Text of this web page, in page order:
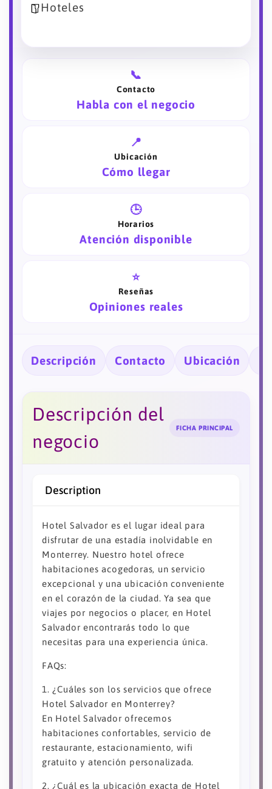
Hoteles
📞
Contacto
Habla con el negocio
📍
Ubicación
Cómo llegar
🕒
Horarios
Atención disponible
⭐
Reseñas
Opiniones reales
Descripción Contacto Ubicación
Descripción del
negocio
FICHA PRINCIPAL
Description
Hotel Salvador es el lugar ideal para
disfrutar de una estadía inolvidable en
Monterrey. Nuestro hotel ofrece
habitaciones acogedoras, un servicio
excepcional y una ubicación conveniente
en el corazón de la ciudad. Ya sea que
viajes por negocios o placer, en Hotel
Salvador encontrarás todo lo que
necesitas para una experiencia única.
FAQs:
1. ¿Cuáles son los servicios que ofrece
Hotel Salvador en Monterrey?
En Hotel Salvador ofrecemos
habitaciones confortables, servicio de
restaurante, estacionamiento, wifi
gratuito y atención personalizada.
2. ¿Cuál es la ubicación exacta de Hotel